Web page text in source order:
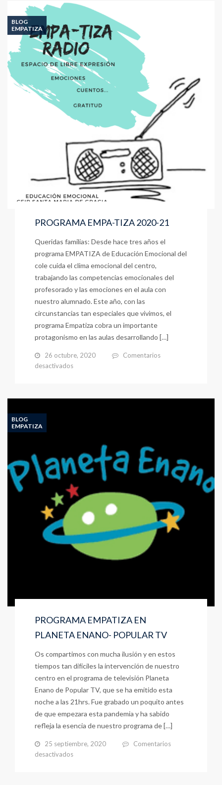
2020-
BLOG
EMPATIZA
PROGRAMA EMPA-TIZA 2020-21
Queridas familias: Desde hace tres años el
programa EMPATIZA de Educación Emocional del
cole cuida el clima emocional del centro,
trabajando las competencias emocionales del
profesorado y las emociones en el aula con
nuestro alumnado. Este año, con las
circunstancias tan especiales que vivimos, el
programa Empatiza cobra un importante
protagonismo en las aulas desarrollando […]
26 octubre, 2020
Comentarios
desactivadosen
BLOG
EMPATIZA
PROGRAMA EMPATIZA EN
PLANETA ENANO- POPULAR TV
Os compartimos con mucha ilusión y en estos
tiempos tan difíciles la intervención de nuestro
centro en el programa de televisión Planeta
Enano de Popular TV, que se ha emitido esta
noche a las 21hrs. Fue grabado un poquito antes
de que empezara esta pandemia y ha sabido
refleja la esencia de nuestro programa de […]
25 septiembre, 2020
Comentarios
desactivadosen